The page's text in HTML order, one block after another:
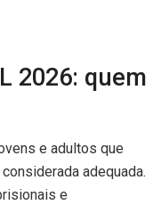
2026: quem
e adultos que
adequada.
e